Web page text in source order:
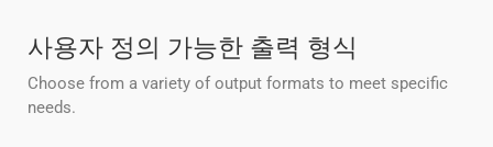
사용자 정의 가능한 출력 형식
Choose from a variety of output formats to meet specific
needs.